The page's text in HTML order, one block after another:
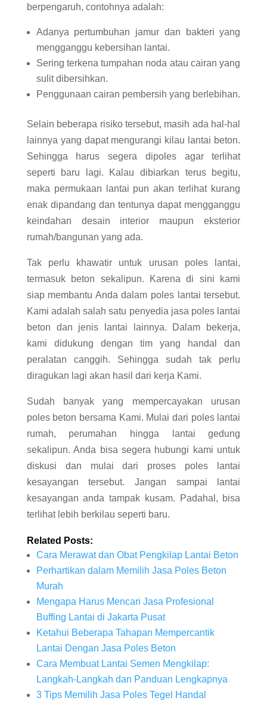
berpengaruh, contohnya adalah:
Adanya pertumbuhan jamur dan bakteri yang
mengganggu kebersihan lantai.
Sering terkena tumpahan noda atau cairan yang
sulit dibersihkan.
Penggunaan cairan pembersih yang berlebihan.
Selain beberapa risiko tersebut, masih ada hal-hal
lainnya yang dapat mengurangi kilau lantai beton.
Sehingga harus segera dipoles agar terlihat
seperti baru lagi. Kalau dibiarkan terus begitu,
maka permukaan lantai pun akan terlihat kurang
enak dipandang dan tentunya dapat mengganggu
keindahan desain interior maupun eksterior
rumah/bangunan yang ada.
Tak perlu khawatir untuk urusan poles lantai,
termasuk beton sekalipun. Karena di sini kami
siap membantu Anda dalam poles lantai tersebut.
Kami adalah salah satu penyedia jasa poles lantai
beton dan jenis lantai lainnya. Dalam bekerja,
kami didukung dengan tim yang handal dan
peralatan canggih. Sehingga sudah tak perlu
diragukan lagi akan hasil dari kerja Kami.
Sudah banyak yang mempercayakan urusan
poles beton bersama Kami. Mulai dari poles lantai
rumah, perumahan hingga lantai gedung
sekalipun. Anda bisa segera hubungi kami untuk
diskusi dan mulai dari proses poles lantai
kesayangan tersebut. Jangan sampai lantai
kesayangan anda tampak kusam. Padahal, bisa
terlihat lebih berkilau seperti baru.
Related Posts:
Cara Merawat dan Obat Pengkilap Lantai Beton
Perhartikan dalam Memilih Jasa Poles Beton
Murah
Mengapa Harus Mencari Jasa Profesional
Buffing Lantai di Jakarta Pusat
Ketahui Beberapa Tahapan Mempercantik
Lantai Dengan Jasa Poles Beton
Cara Membuat Lantai Semen Mengkilap:
Langkah-Langkah dan Panduan Lengkapnya
3 Tips Memilih Jasa Poles Tegel Handal